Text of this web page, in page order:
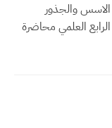
والجذور
العلمي محاضرة